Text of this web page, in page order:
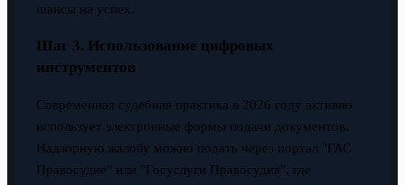
шансы на успех.
Шаг 3. Использование цифровых
инструментов
Современная судебная практика в 2026 году активно
использует электронные формы подачи документов.
Надзорную жалобу можно подать через портал "ГАС
Правосудие" или "Госуслуги Правосудия", где